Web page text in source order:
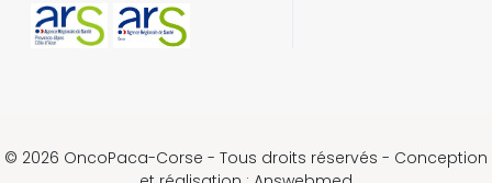
© 2026 OncoPaca-Corse - Tous droits réservés - Conception